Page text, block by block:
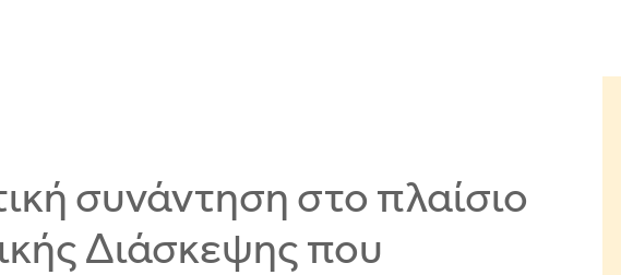
συνάντηση στο πλαίσιο
Διάσκεψης που